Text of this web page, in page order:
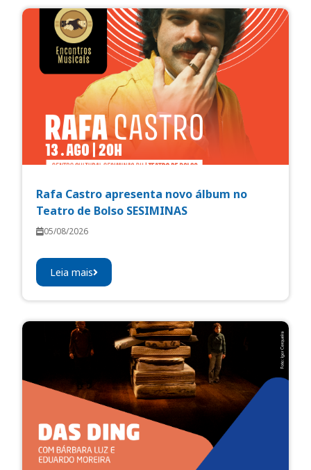
Rafa Castro apresenta novo álbum no
Teatro de Bolso SESIMINAS
05/08/2026
Leia mais